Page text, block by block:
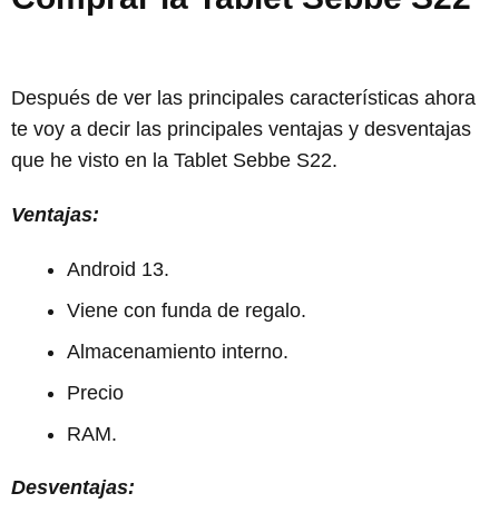
Después de ver las principales características ahora
te voy a decir las principales ventajas y desventajas
que he visto en la Tablet Sebbe S22.
Ventajas:
Android 13.
Viene con funda de regalo.
Almacenamiento interno.
Precio
RAM.
Desventajas: